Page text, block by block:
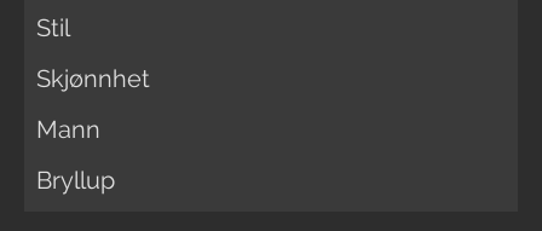
Stil
Skjønnhet
Mann
Bryllup